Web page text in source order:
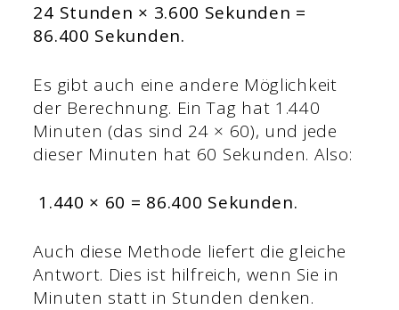
24 Stunden × 3.600 Sekunden =
86.400 Sekunden.
Es gibt auch eine andere Möglichkeit
der Berechnung. Ein Tag hat 1.440
Minuten (das sind 24 × 60), und jede
dieser Minuten hat 60 Sekunden. Also:
1.440 × 60 = 86.400 Sekunden.
Auch diese Methode liefert die gleiche
Antwort. Dies ist hilfreich, wenn Sie in
Minuten statt in Stunden denken.